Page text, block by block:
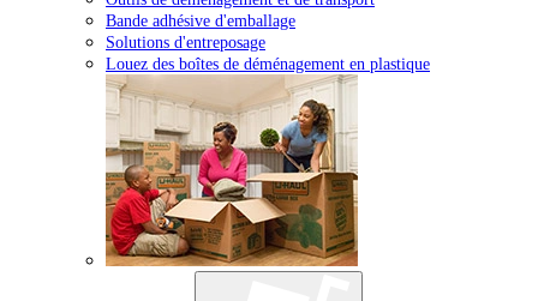
Bande adhésive d'emballage
Solutions d'entreposage
Louez des boîtes de déménagement en plastique